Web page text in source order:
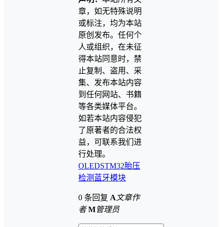
章，如无特殊说明
或标注，均为本站
原创发布。任何个
人或组织，在未征
得本站同意时，禁
止复制、盗用、采
集、发布本站内容
到任何网站、书籍
等各类媒体平台。
如若本站内容侵犯
了原著者的合法权
益，可联系我们进
行处理。
OLEDSTM32胎压
检测 蓝牙模块
0 条回复 A 文章作
者 M管理员